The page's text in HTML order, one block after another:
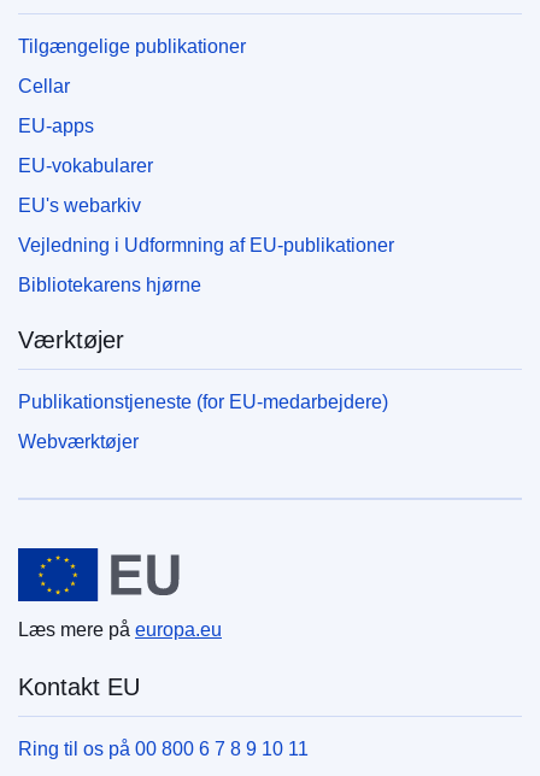
Tilgængelige publikationer
Cellar
EU-apps
EU-vokabularer
EU's webarkiv
Vejledning i Udformning af EU-publikationer
Bibliotekarens hjørne
Værktøjer
Publikationstjeneste (for EU-medarbejdere)
Webværktøjer
Den Europæiske Union
Læs mere på europa.eu
Kontakt EU
Ring til os på 00 800 6 7 8 9 10 11